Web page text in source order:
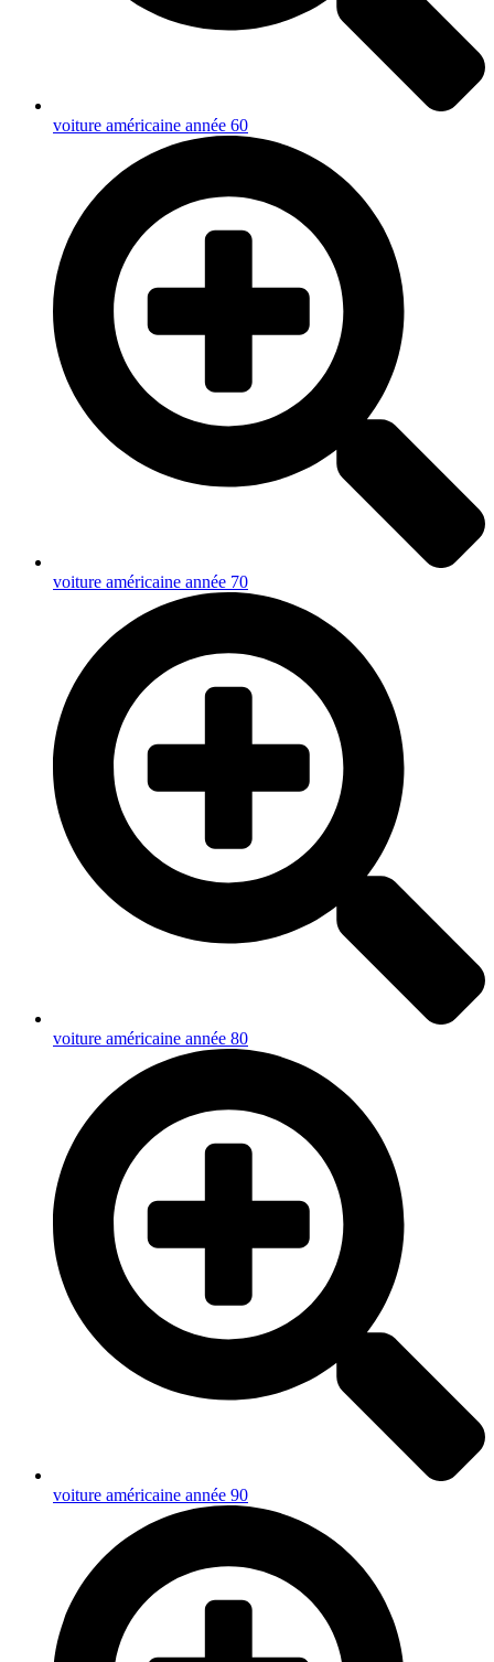
voiture américaine année 60
voiture américaine année 70
voiture américaine année 80
voiture américaine année 90